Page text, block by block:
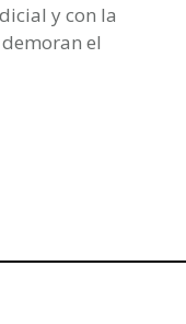
y con la
el